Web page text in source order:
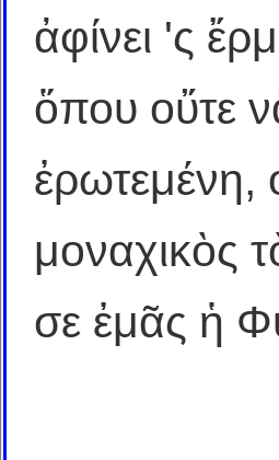
ἀφίνει 'ς
ὅπου οὔτε
ἐρωτεμένη,
μοναχικὸς
σε ἐμᾶς ἡ